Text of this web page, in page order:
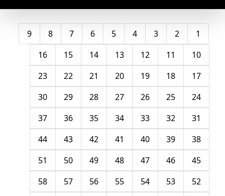
1
2
3
4
5
6
7
8
9
10
11
12
13
14
15
16
17
18
19
20
21
22
23
24
25
26
27
28
29
30
31
32
33
34
35
36
37
38
39
40
41
42
43
44
45
46
47
48
49
50
51
52
53
54
55
56
57
58